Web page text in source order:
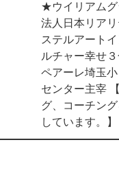
★ウイリアム
法人日本リア
ステルアート
ルチャー幸せ
ペアーレ埼玉
センター主宰
グ、コーチン
しています。